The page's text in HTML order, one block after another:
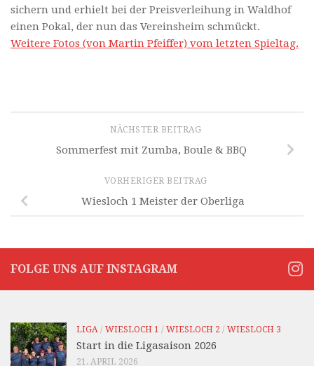
sichern und erhielt bei der Preisverleihung in Waldhof
einen Pokal, der nun das Vereinsheim schmückt.
Weitere Fotos (von Martin Pfeiffer) vom letzten Spieltag.
NÄCHSTER BEITRAG
Sommerfest mit Zumba, Boule & BBQ
VORHERIGER BEITRAG
Wiesloch 1 Meister der Oberliga
FOLGE UNS AUF INSTAGRAM
LIGA / WIESLOCH 1 / WIESLOCH 2 / WIESLOCH 3
Start in die Ligasaison 2026
21. APRIL 2026